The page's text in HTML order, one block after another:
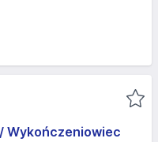
Wykończeniowiec